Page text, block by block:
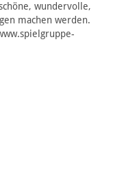
wundervolle,
machen werden.